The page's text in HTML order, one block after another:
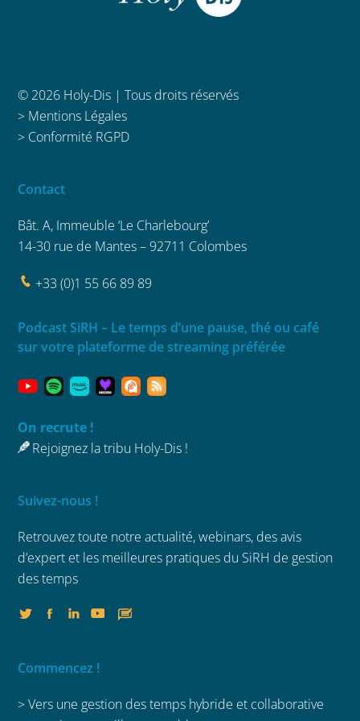
© 2026 Holy-Dis | Tous droits réservés
> Mentions Légales
> Conformité RGPD
Contact
Bât. A, Immeuble ‘Le Charlebourg’
14-30 rue de Mantes – 92711 Colombes
+33 (0)1 55 66 89 89
Podcast SiRH – Le temps d’une pause, thé ou café
sur votre plateforme de streaming préférée
On recrute !
Rejoignez la tribu Holy-Dis !
Suivez-nous !
Retrouvez toute notre actualité, webinars, des avis
d’expert et les meilleures pratiques du SiRH de gestion
des temps
Commencez !
> Vers une gestion des temps hybride et collaborative